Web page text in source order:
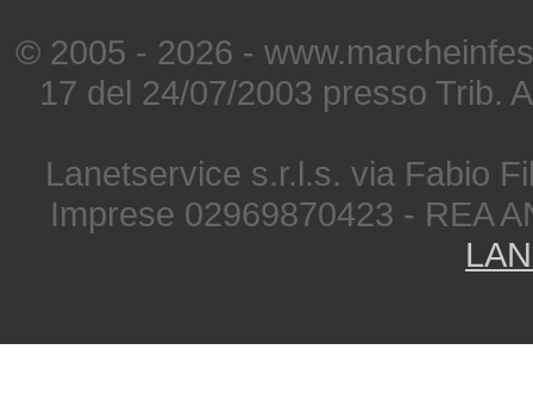
© 2005 - 2026 -
17 del 24/07/2003 presso Trib.
Lanetservice s.r.l.s. via Fabio
Imprese 02969870423 - REA